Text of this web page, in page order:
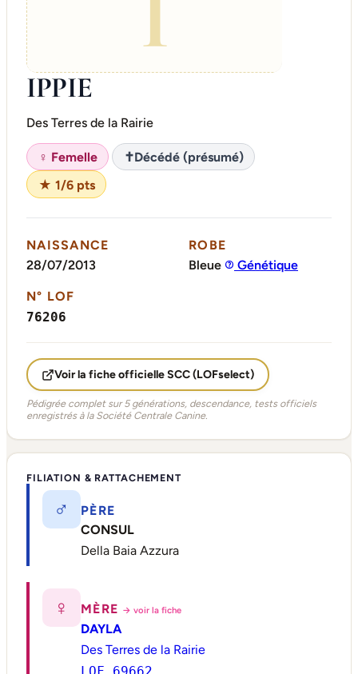
IPPIE
Des Terres de la Rairie
♀ Femelle ✝Décédé (présumé)
★ 1/6 pts
NAISSANCE
28/07/2013
ROBE
Bleue
Génétique
N° LOF
76206
Voir la fiche officielle SCC (LOFselect)
Pédigrée complet sur 5 générations, descendance, tests officiels
enregistrés à la Société Centrale Canine.
FILIATION & RATTACHEMENT
♂
PÈRE
CONSUL
Della Baia Azzura
♀ MÈRE → voir la fiche
DAYLA
Des Terres de la Rairie